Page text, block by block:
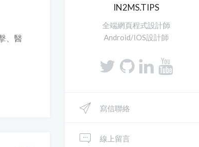
、醫
IN2MS.TIPS
全端網頁程式設計師
Android/IOS設計師
寫信聯絡
線上留言